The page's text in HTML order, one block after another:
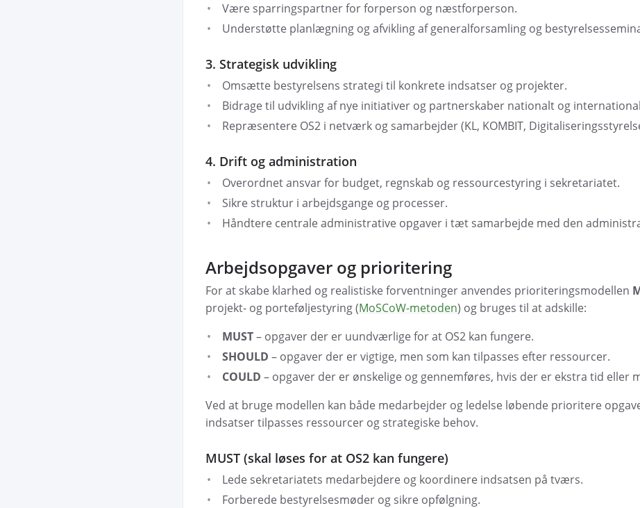
Være sparringspartner for forperson og næstforperson.
Understøtte planlægning og afvikling af generalforsamling og
3. Strategisk udvikling
Omsætte bestyrelsens strategi til konkrete indsatser og projekter.
Bidrage til udvikling af nye initiativer og partnerskaber nationalt og
Repræsentere OS2 i netværk og samarbejder (KL, KOMBIT,
4. Drift og administration
Overordnet ansvar for budget, regnskab og ressourcestyring i sekretariatet.
Sikre struktur i arbejdsgange og processer.
Håndtere centrale administrative opgaver i tæt samarbejde med den
Arbejdsopgaver og prioritering
For at skabe klarhed og realistiske forventninger anvendes prioriteringsmodellen
projekt- og porteføljestyring (MoSCoW-metoden) og bruges til at adskille:
MUST– opgaver der er uundværlige for at OS2 kan fungere.
SHOULD – opgaver der er vigtige, men som kan tilpasses efter ressourcer.
COULD – opgaver der er ønskelige og gennemføres, hvis der er ekstra tid eller
Ved at bruge modellen kan både medarbejder og ledelse løbende prioritere
indsatser tilpasses ressourcer og strategiske behov.
MUST (skal løses for at OS2 kan fungere)
Lede sekretariatets medarbejdere og koordinere indsatsen på tværs.
Forberede bestyrelsesmøder og sikre opfølgning.